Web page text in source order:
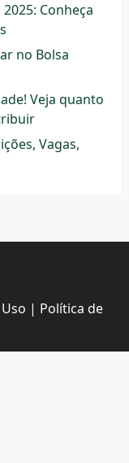
Conheça
no Bolsa
Veja quanto
Vagas,
| Política de